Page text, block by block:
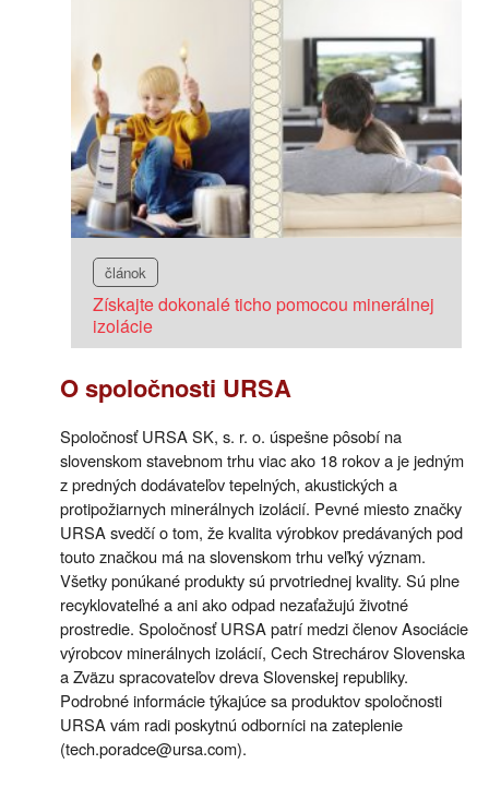
článok
Získajte dokonalé ticho pomocou minerálnej
izolácie
O spoločnosti URSA
Spoločnosť URSA SK, s. r. o. úspešne pôsobí na
slovenskom stavebnom trhu viac ako 18 rokov a je jedným
z predných dodávateľov tepelných, akustických a
protipožiarnych minerálnych izolácií. Pevné miesto značky
URSA svedčí o tom, že kvalita výrobkov predávaných pod
touto značkou má na slovenskom trhu veľký význam.
Všetky ponúkané produkty sú prvotriednej kvality. Sú plne
recyklovateľné a ani ako odpad nezaťažujú životné
prostredie. Spoločnosť URSA patrí medzi členov Asociácie
výrobcov minerálnych izolácií, Cech Strechárov Slovenska
a Zväzu spracovateľov dreva Slovenskej republiky.
Podrobné informácie týkajúce sa produktov spoločnosti
URSA vám radi poskytnú odborníci na zateplenie
(tech.poradce@ursa.com).